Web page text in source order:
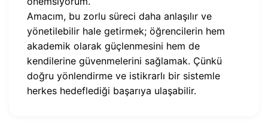
Amacım, bu zorlu süreci daha anlaşılır ve
yönetilebilir hale getirmek; öğrencilerin hem
akademik olarak güçlenmesini hem de
kendilerine güvenmelerini sağlamak. Çünkü
doğru yönlendirme ve istikrarlı bir sistemle
herkes hedeflediği başarıya ulaşabilir.